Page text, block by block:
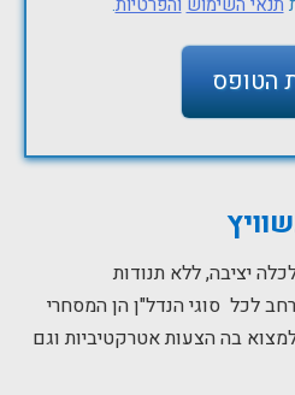
יציבה, ללא תנודות
לכל סוגי הנדל"ן הן המסחרי
בה הצעות אטרקטיביות וגם